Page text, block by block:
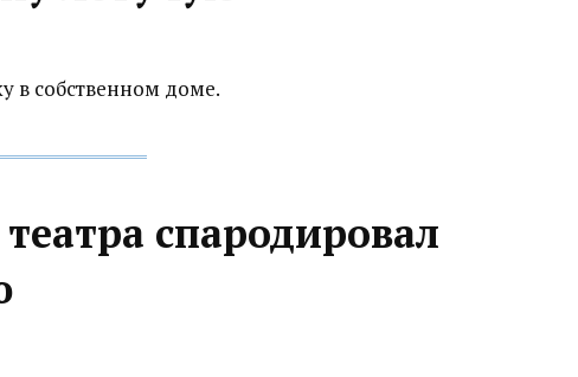
в собственном доме.
спародировал